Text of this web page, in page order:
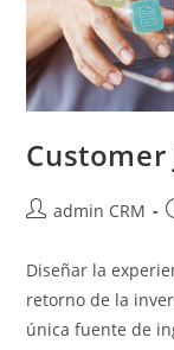
Customer
admin CRM
Diseñar la
retorno de la
única fuente de